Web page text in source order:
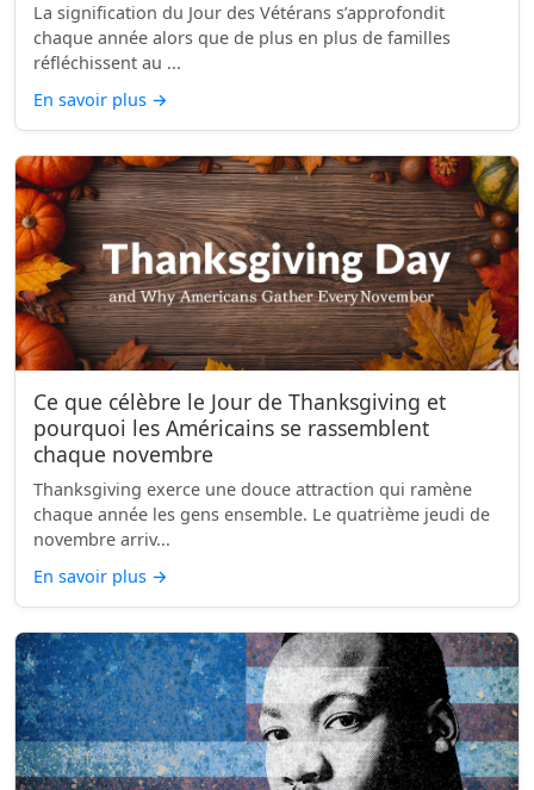
La signification du Jour des Vétérans s’approfondit
chaque année alors que de plus en plus de familles
réfléchissent au ...
En savoir plus →
Ce que célèbre le Jour de Thanksgiving et
pourquoi les Américains se rassemblent
chaque novembre
Thanksgiving exerce une douce attraction qui ramène
chaque année les gens ensemble. Le quatrième jeudi de
novembre arriv...
En savoir plus →